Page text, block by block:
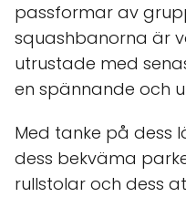
passformar av
squashbanorna är
utrustade med
en spännande och
Med tanke på dess
dess bekväma
rullstolar och dess